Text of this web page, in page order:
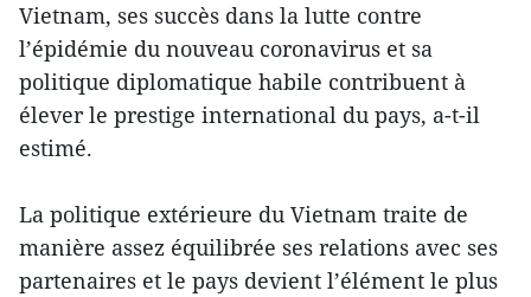
Vietnam, ses succès dans la lutte contre
l’épidémie du nouveau coronavirus et sa
politique diplomatique habile contribuent à
élever le prestige international du pays, a-t-il
estimé.
La politique extérieure du Vietnam traite de
manière assez équilibrée ses relations avec ses
partenaires et le pays devient l’élément le plus